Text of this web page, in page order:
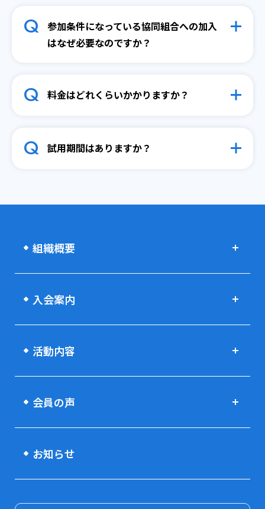
Q 参加条件になっている協同組合への加入
はなぜ必要なのですか？
Q 料金はどれくらいかかりますか？
Q 試用期間はありますか？
組織概要
入会案内
活動内容
会員の声
お知らせ